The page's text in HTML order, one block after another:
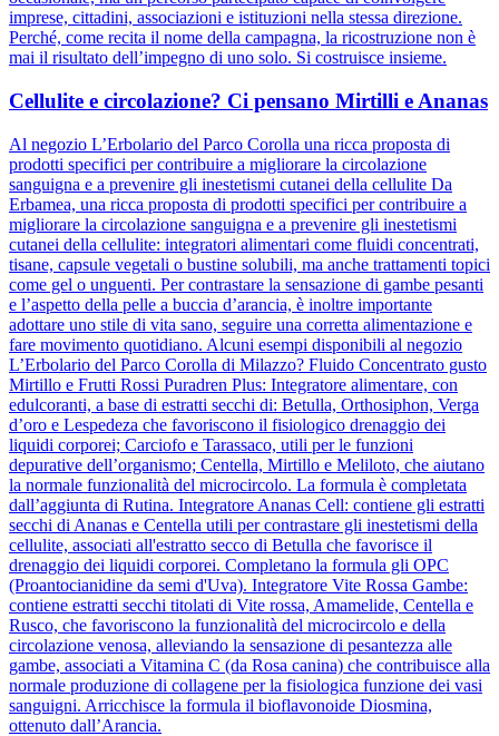
imprese, cittadini, associazioni e istituzioni nella stessa direzione.
Perché, come recita il nome della campagna, la ricostruzione non è
mai il risultato dell’impegno di uno solo. Si costruisce insieme.
Cellulite e circolazione? Ci pensano Mirtilli e Ananas
Al negozio L’Erbolario del Parco Corolla una ricca proposta di
prodotti specifici per contribuire a migliorare la circolazione
sanguigna e a prevenire gli inestetismi cutanei della cellulite Da
Erbamea, una ricca proposta di prodotti specifici per contribuire a
migliorare la circolazione sanguigna e a prevenire gli inestetismi
cutanei della cellulite: integratori alimentari come fluidi concentrati,
tisane, capsule vegetali o bustine solubili, ma anche trattamenti topici
come gel o unguenti. Per contrastare la sensazione di gambe pesanti
e l’aspetto della pelle a buccia d’arancia, è inoltre importante
adottare uno stile di vita sano, seguire una corretta alimentazione e
fare movimento quotidiano. Alcuni esempi disponibili al negozio
L’Erbolario del Parco Corolla di Milazzo? Fluido Concentrato gusto
Mirtillo e Frutti Rossi Puradren Plus: Integratore alimentare, con
edulcoranti, a base di estratti secchi di: Betulla, Orthosiphon, Verga
d’oro e Lespedeza che favoriscono il fisiologico drenaggio dei
liquidi corporei; Carciofo e Tarassaco, utili per le funzioni
depurative dell’organismo; Centella, Mirtillo e Meliloto, che aiutano
la normale funzionalità del microcircolo. La formula è completata
dall’aggiunta di Rutina. Integratore Ananas Cell: contiene gli estratti
secchi di Ananas e Centella utili per contrastare gli inestetismi della
cellulite, associati all'estratto secco di Betulla che favorisce il
drenaggio dei liquidi corporei. Completano la formula gli OPC
(Proantocianidine da semi d'Uva). Integratore Vite Rossa Gambe:
contiene estratti secchi titolati di Vite rossa, Amamelide, Centella e
Rusco, che favoriscono la funzionalità del microcircolo e della
circolazione venosa, alleviando la sensazione di pesantezza alle
gambe, associati a Vitamina C (da Rosa canina) che contribuisce alla
normale produzione di collagene per la fisiologica funzione dei vasi
sanguigni. Arricchisce la formula il bioflavonoide Diosmina,
ottenuto dall’Arancia.